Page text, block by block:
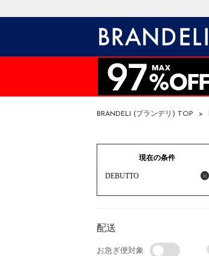
BRANDELI (ブランデリ) TOP >
現在の条件
DEBUTTO
配送
お急ぎ便対象